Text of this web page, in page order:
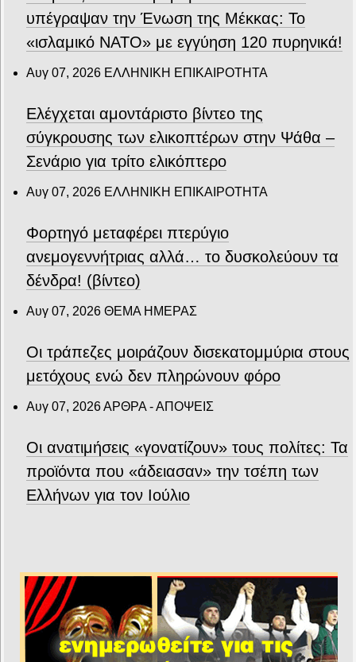
υπέγραψαν την Ένωση της Μέκκας: Το
«ισλαμικό ΝΑΤΟ» με εγγύηση 120 πυρηνικά!
Αυγ 07, 2026 ΕΛΛΗΝΙΚΗ ΕΠΙΚΑΙΡΟΤΗΤΑ
Ελέγχεται αμοντάριστο βίντεο της
σύγκρουσης των ελικοπτέρων στην Ψάθα –
Σενάριο για τρίτο ελικόπτερο
Αυγ 07, 2026 ΕΛΛΗΝΙΚΗ ΕΠΙΚΑΙΡΟΤΗΤΑ
Φορτηγό μεταφέρει πτερύγιο
ανεμογεννήτριας αλλά… το δυσκολεύουν τα
δένδρα! (βίντεο)
Αυγ 07, 2026 ΘΕΜΑ ΗΜΕΡΑΣ
Οι τράπεζες μοιράζουν δισεκατομμύρια στους
μετόχους ενώ δεν πληρώνουν φόρο
Αυγ 07, 2026ΑΡΘΡΑ - ΑΠΟΨΕΙΣ
Οι ανατιμήσεις «γονατίζουν» τους πολίτες: Τα
προϊόντα που «άδειασαν» την τσέπη των
Ελλήνων για τον Ιούλιο